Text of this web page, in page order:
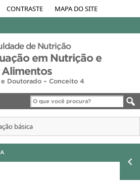
CONTRASTE MAPA DO SITE
de Nutrição
em Nutrição e
Alimentos
Doutorado – Conceito 4
básica